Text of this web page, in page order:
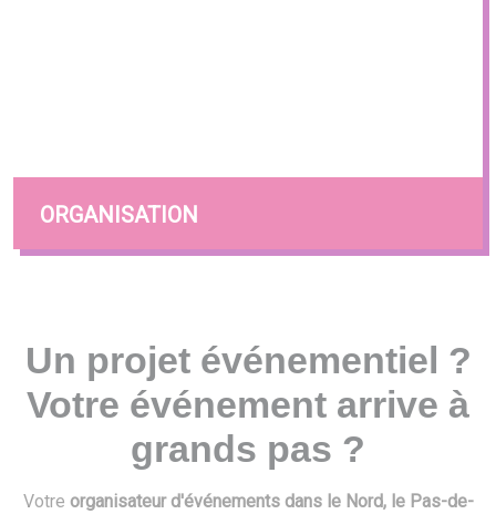
ORGANISATION
Un projet événementiel ?
Votre événement arrive à
grands pas ?
Votre organisateur d'événements dans le Nord, le Pas-de-